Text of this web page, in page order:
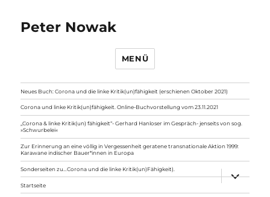
Peter Nowak
MENÜ
Neues Buch: Corona und die linke Kritik(un)fähigkeit (erschienen Oktober 2021)
Corona und linke Kritik(un)fähigkeit. Online-Buchvorstellung vom 23.11.2021
„Corona & linke Kritik(un) fähigkeit“- Gerhard Hanloser im Gespräch- jenseits von sog.
»Schwurbelei«
Zur Erinnerung an eine völlig in Vergessenheit geratene transnationale Aktion 1999:
Karawane indischer Bauer*innen in Europa
Sonderseiten zu…Corona und die linke Kritik(un)Fähigkeit).
anzeigen
Startseite